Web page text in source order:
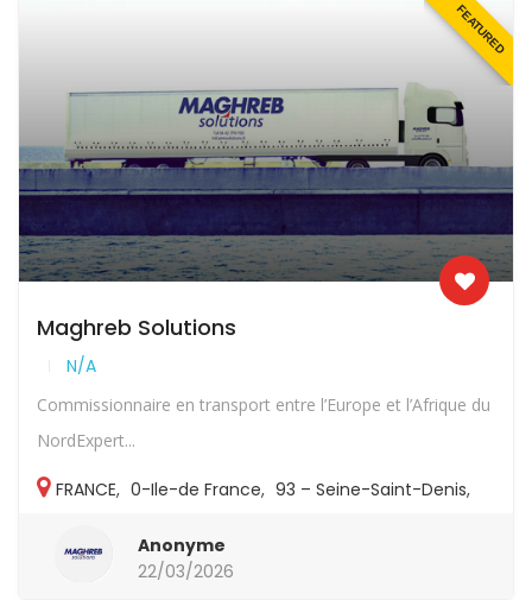
FEATURED
Maghreb Solutions
N/A
Commissionnaire en transport entre l’Europe et l’Afrique du
NordExpert...
FRANCE, 0-Ile-de France, 93 – Seine-Saint-Denis,
Anonyme
22/03/2026